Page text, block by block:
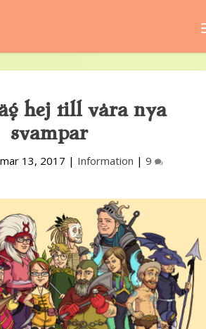
hej till våra nya
svampar
mar 13, 2017 | Information | 9